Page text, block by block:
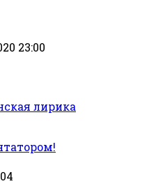
23:00
лирика